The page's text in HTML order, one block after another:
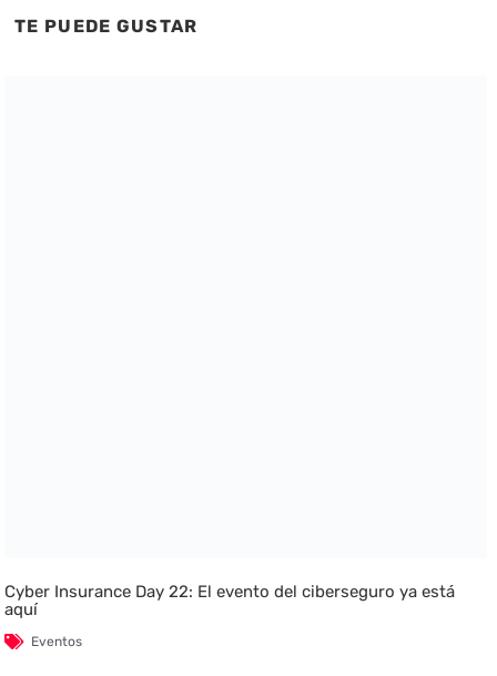
TE PUEDE GUSTAR
Cyber Insurance Day 22: El evento del ciberseguro ya está
aquí
Eventos